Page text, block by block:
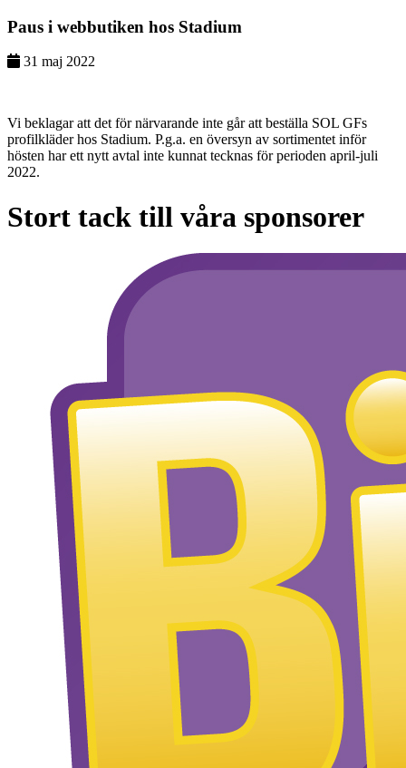
Paus i webbutiken hos Stadium
31 maj 2022
Vi beklagar att det för närvarande inte går att beställa SOL GFs
profilkläder hos Stadium. P.g.a. en översyn av sortimentet inför
hösten har ett nytt avtal inte kunnat tecknas för perioden april-juli
2022.
Stort tack till våra sponsorer